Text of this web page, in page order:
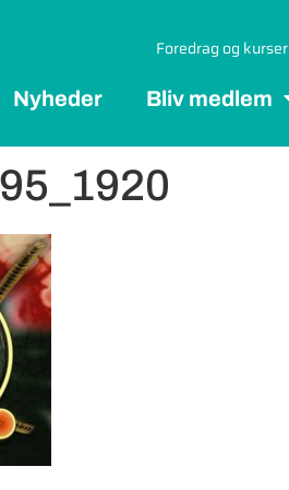
Foredrag og kurser
Nyheder Bliv medlem